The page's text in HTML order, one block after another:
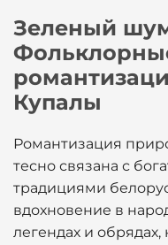
Зеленый
Купалы
Романтизация
тесно связана с
традициями
вдохновение в
легендах и